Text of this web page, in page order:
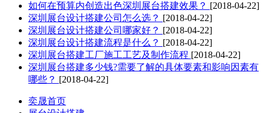
如何在预算内创造出色深圳展台搭建效果？ [2018-04-22]
深圳展台设计搭建公司怎么选？ [2018-04-22]
深圳展台设计搭建公司哪家好？ [2018-04-22]
深圳展台设计搭建流程是什么？ [2018-04-22]
深圳展台搭建工厂施工工艺及制作流程 [2018-04-22]
深圳展台搭建多少钱?需要了解的具体要素和影响因素有
哪些？ [2018-04-22]
奕晟首页